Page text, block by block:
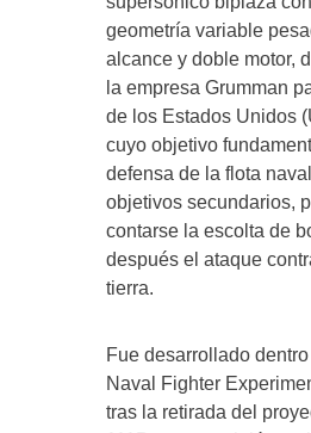
geometría variable
alcance y doble motor,
la empresa Grumman
de los Estados Unidos
cuyo objetivo
defensa de la flota
objetivos secundarios,
contarse la escolta de
después el ataque
tierra.
Fue desarrollado
Naval Fighter
tras la retirada del